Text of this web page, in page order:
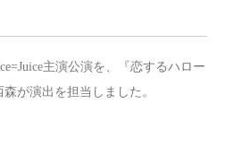
主演公演を、『恋するハロー
が演出を担当しました。